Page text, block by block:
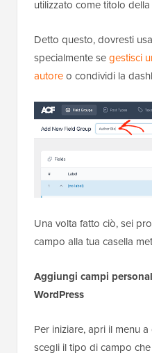
utilizzato come titolo
Detto questo, dovresti
specialmente segestisci
autoreo condividi la
Una volta fatto ciò, sei
campo alla tua casella
Aggiungi campi
WordPress
Per iniziare, apri il menu
scegli il tipo di campo